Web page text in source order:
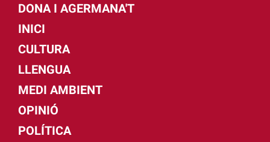
DONA I AGERMANA'T
INICI
CULTURA
LLENGUA
MEDI AMBIENT
OPINIÓ
POLÍTICA